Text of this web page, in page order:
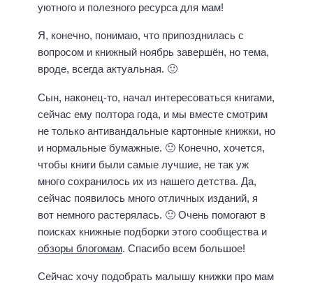
уютного и полезного ресурса для мам!
Я, конечно, понимаю, что припозднилась с
вопросом и книжный ноябрь завершён, но тема,
вроде, всегда актуальная. 🙂
Сын, наконец-то, начал интересоваться книгами,
сейчас ему полтора года, и мы вместе смотрим
не только антивандальные картонные книжки, но
и нормальные бумажные. 🙂 Конечно, хочется,
чтобы книги были самые лучшие, не так уж
много сохранилось их из нашего детства. Да,
сейчас появилось много отличных изданий, я
вот немного растерялась. 🙂 Очень помогают в
поисках книжные подборки этого сообщества и
обзоры блогомам. Спасибо всем большое!
Сейчас хочу подобрать малышу книжки про мам